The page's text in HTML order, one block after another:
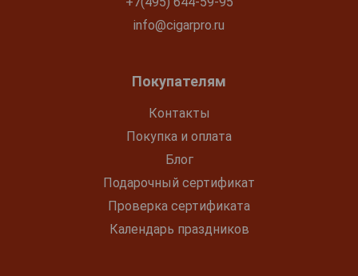
info@cigarpro.ru
Покупателям
Контакты
Покупка и оплата
Блог
Подарочный сертификат
Проверка сертификата
Календарь праздников